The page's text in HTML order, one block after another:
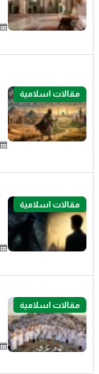
مقالات اسلامية
مقالات اسلامية
مقالات اسلامية